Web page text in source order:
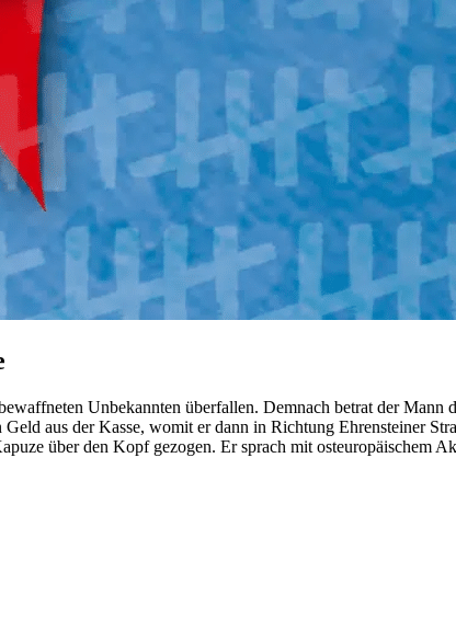
Unbekannten überfallen. Demnach betrat der Mann
aus der Kasse, womit er dann in Richtung Ehrensteiner
über den Kopf gezogen. Er sprach mit osteuropäischem